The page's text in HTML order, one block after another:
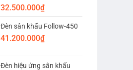
32.500.000₫
Đèn sân khấu Follow-450
41.200.000₫
Đèn hiệu ứng sân khấu